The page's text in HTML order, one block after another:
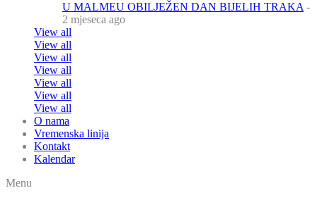
U MALMEU OBILJEŽEN DAN BIJELIH TRAKA -
2 mjeseca ago
View all
View all
View all
View all
View all
View all
View all
O nama
Vremenska linija
Kontakt
Kalendar
Menu